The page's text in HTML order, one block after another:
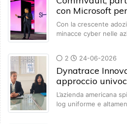
con Microsoft
Con la crescente
minacce cyber nelle
2 24-06-2026
Dynatrace
approccio
L’azienda americana
log uniforme e